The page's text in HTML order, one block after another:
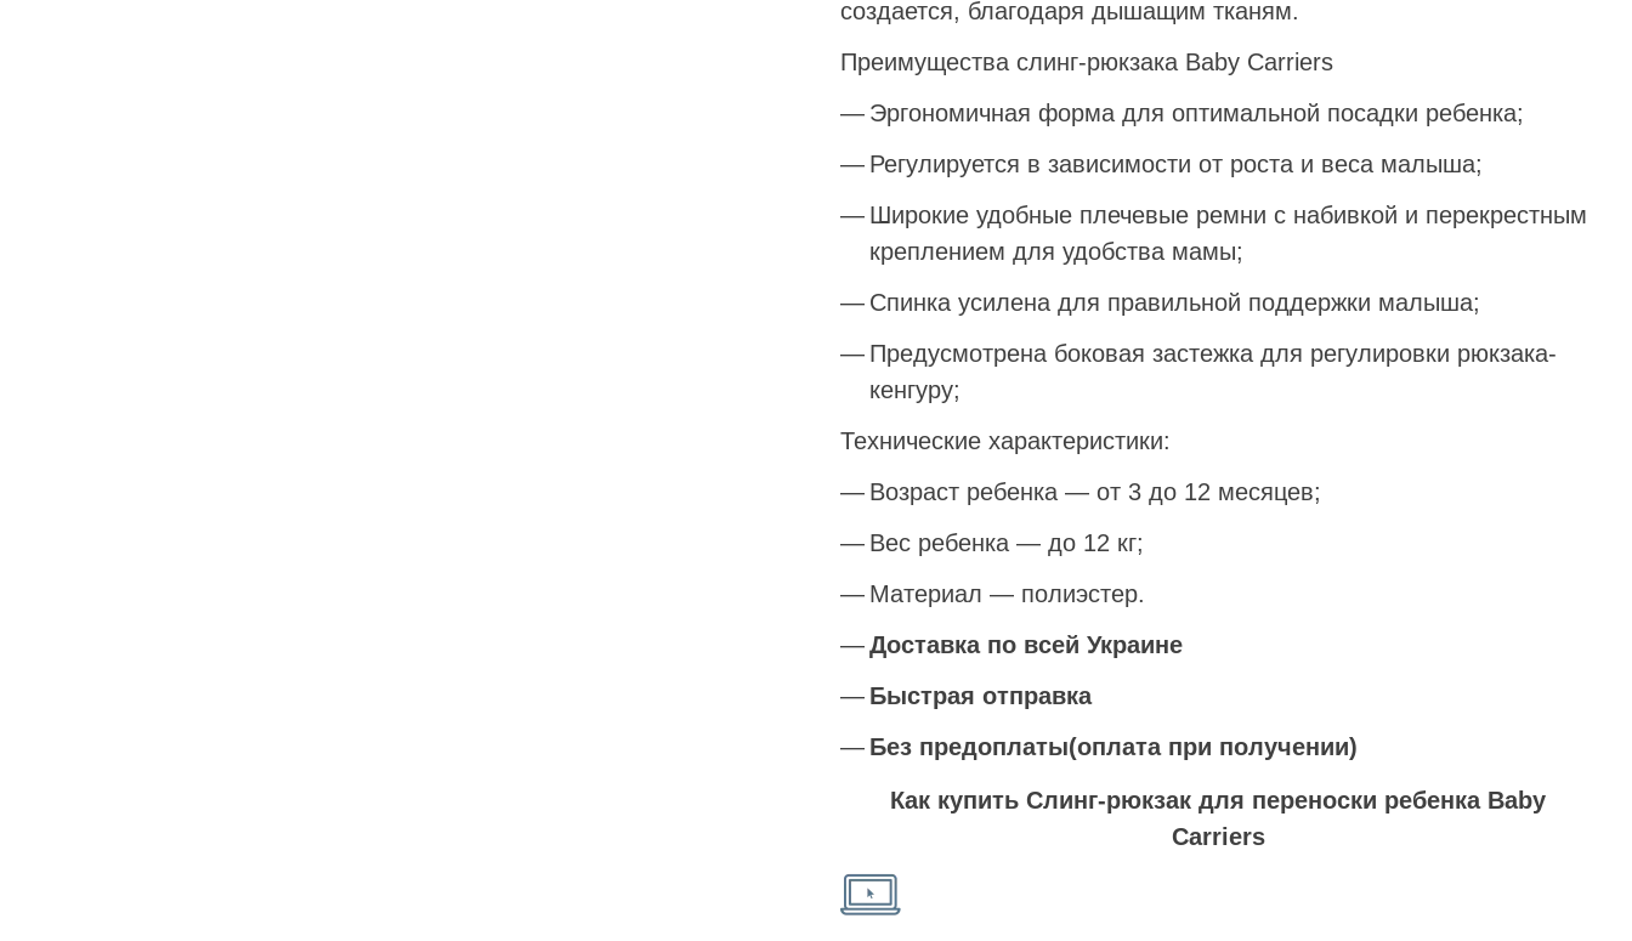
создается, благодаря дышащим тканям.
Преимущества слинг-рюкзака Baby Carriers
Эргономичная форма для оптимальной посадки ребенка;
Регулируется в зависимости от роста и веса малыша;
Широкие удобные плечевые ремни с набивкой и перекрестным
креплением для удобства мамы;
Спинка усилена для правильной поддержки малыша;
Предусмотрена боковая застежка для регулировки рюкзака-
кенгуру;
Технические характеристики:
Возраст ребенка — от 3 до 12 месяцев;
Вес ребенка — до 12 кг;
Материал — полиэстер.
Доставка по всей Украине
Быстрая отправка
Без предоплаты(оплата при получении)
Как купить Слинг-рюкзак для переноски ребенка Baby
Carriers